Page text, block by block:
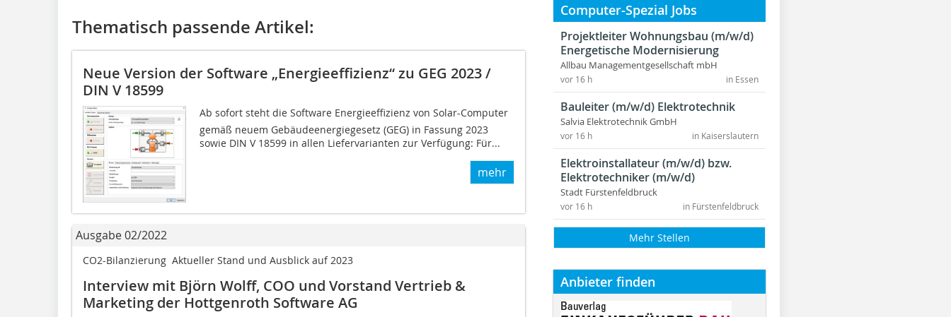
Thematisch passende Artikel:
Neue Version der Software „Energieeffizienz“ zu GEG 2023 /
DIN V 18599
Ab sofort steht die Software Energieeffizienz von Solar-Computer
gemäß neuem Gebäudeenergiegesetz (GEG) in Fassung 2023
sowie DIN V 18599 in allen Liefervarianten zur Verfügung: Für...
mehr
Ausgabe 02/2022
CO2-Bilanzierung  Aktueller Stand und Ausblick auf 2023
Interview mit Björn Wolff, COO und Vorstand Vertrieb &
Marketing der Hottgenroth Software AG
Computer-Spezial Jobs
Projektleiter Wohnungsbau (m/w/d)
Energetische Modernisierung
Allbau Managementgesellschaft mbH
in Essen
vor 16 h
Bauleiter (m/w/d) Elektrotechnik
Salvia Elektrotechnik GmbH
in Kaiserslautern
vor 16 h
Elektroinstallateur (m/w/d) bzw.
Elektrotechniker (m/w/d)
Stadt Fürstenfeldbruck
in Fürstenfeldbruck
vor 16 h
Mehr Stellen
Anbieter finden